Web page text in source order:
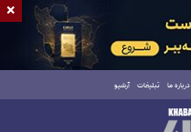
درباره ما تبلیغات آرشیو
×